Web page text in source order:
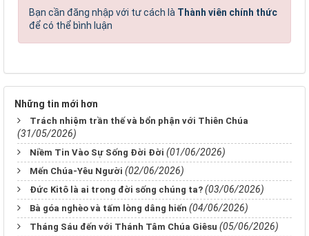
Bạn cần đăng nhập với tư cách là Thành viên chính thức
để có thể bình luận
Những tin mới hơn
Trách nhiệm trần thế và bổn phận với Thiên Chúa
(31/05/2026)
Niềm Tin Vào Sự Sống Đời Đời (01/06/2026)
Mến Chúa-Yêu Người (02/06/2026)
Đức Kitô là ai trong đời sống chúng ta? (03/06/2026)
Bà góa nghèo và tấm lòng dâng hiến (04/06/2026)
Tháng Sáu đến với Thánh Tâm Chúa Giêsu (05/06/2026)